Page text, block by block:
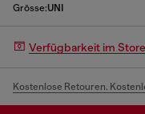
Grösse:UNI
Verfügbarkeit im
Kostenlose Retouren.